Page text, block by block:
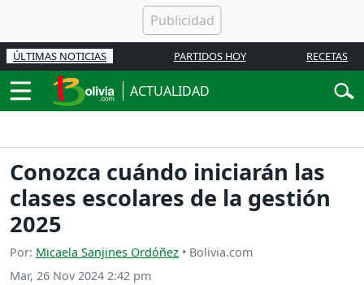
ÚLTIMAS NOTICIAS PARTIDOS HOY RECETAS
ACTUALIDAD
Conozca cuándo iniciarán las
clases escolares de la gestión
2025
Por: Micaela Sanjines Ordóñez • Bolivia.com
Mar, 26 Nov 2024 2:42 pm